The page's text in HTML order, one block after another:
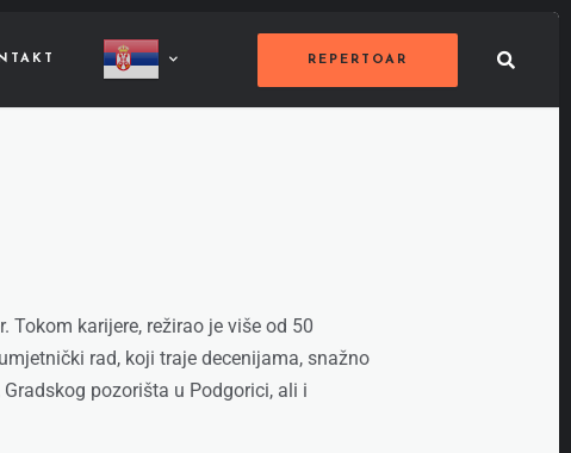
REPERTOAR
Tokom karijere, režirao je više od 50
rad, koji traje decenijama, snažno
pozorišta u Podgorici, ali i